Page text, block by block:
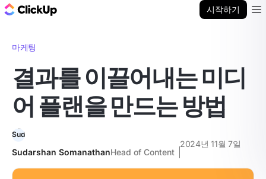
시작하기
마케팅
결과를 이끌어내는 미디
어 플랜을 만드는 방법
Sudarshan SomanathanHead of Content
2024년 11월 7일